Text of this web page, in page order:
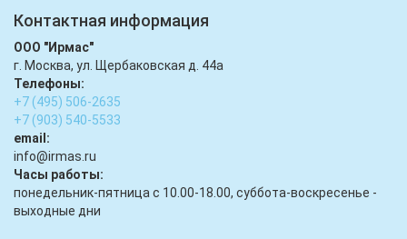
Контактная информация
ООО "Ирмас"
г. Москва, ул. Щербаковская д. 44а
Телефоны:
+7 (495) 506-2635
+7 (903) 540-5533
email:
infо@irmas.ru
Часы работы:
понедельник-пятница с 10.00-18.00, суббота-воскресенье -
выходные дни